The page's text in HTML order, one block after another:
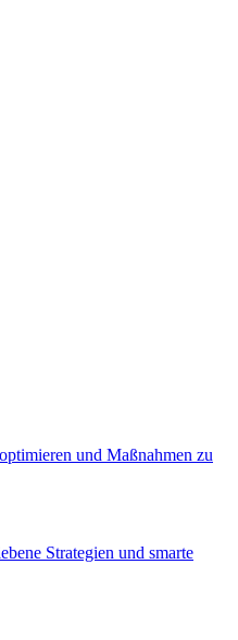
und Maßnahmen zu
Strategien und smarte